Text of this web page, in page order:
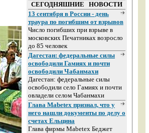
СЕГОДНЯШНИЕ НОВОСТИ
13 сентября в России - день
траура по погибшим от взрывов
Число погибших при взрыве в
московских Печатниках возросло
до 85 человек
Дагестан: федеральные силы
освободили Гамиях и почти
освободили Чабанмахи
Дагестан: федеральные силы
освободили село Гамиях и почти
овладели селом Чабанмахи
Глава Mabetex признал, что у
него нашли документы по делу о
счетах Ельцина
Глава фирмы Mabetex Беджет